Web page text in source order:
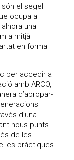
són el segell
ocupa a
una
a mitjà
en forma
per accedir a
amb ARCO,
d’apropar-
d’una
nous punts
de les
les pràctiques